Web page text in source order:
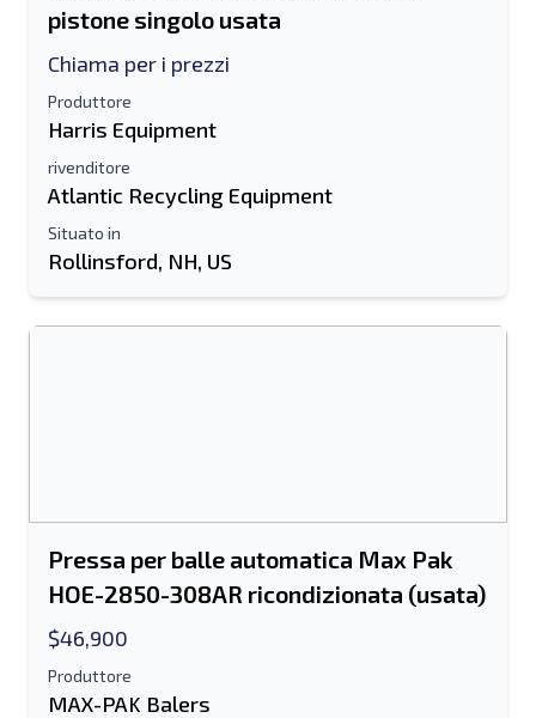
pistone singolo usata
Chiama per i prezzi
Produttore
Harris Equipment
rivenditore
Atlantic Recycling Equipment
Situato in
Rollinsford, NH, US
Pressa per balle automatica Max Pak
HOE-2850-308AR ricondizionata (usata)
$46,900
Produttore
MAX-PAK Balers